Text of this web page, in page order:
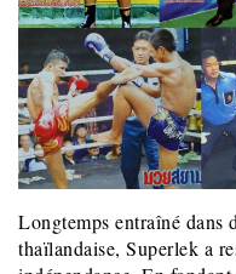
Longtemps entraîné dans
thaïlandaise, Superlek a